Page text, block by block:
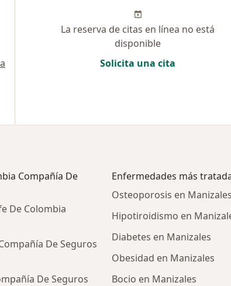
La reserva de citas en línea no está
disponible
Solicita una cita
Compañía De
De Colombia
De Seguros
De Seguros
Enfermedades más
Osteoporosis en Manizales
Hipotiroidismo en
Diabetes en Manizales
Obesidad en Manizales
Bocio en Manizales